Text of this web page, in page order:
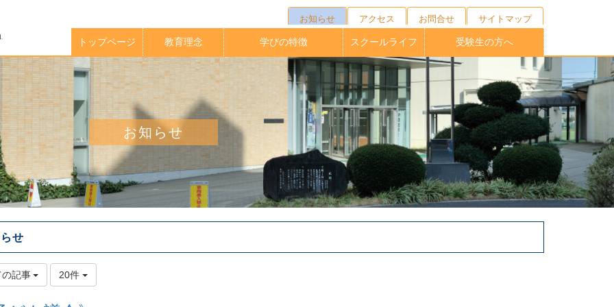
お知らせ アクセス お問合せ サイトマップ
トップページ 教育理念
校長メッセージ
学びの特徴
中高一貫教育
教育課程
実践的英語力の育成
イングリッシュキャンプ
学期留学
アクティブラーニング
理科教育
進路指導
海外大学指定校制度
放課後クラブ
スクールライフ
１日の流れ
年間行事
部活動
施設紹介
制服紹介
桐蔭祭
受験生の方へ
受験生向けNEWS
オープンスクール
学校説明会・外部相談会
お知らせ
せ
記事 20件